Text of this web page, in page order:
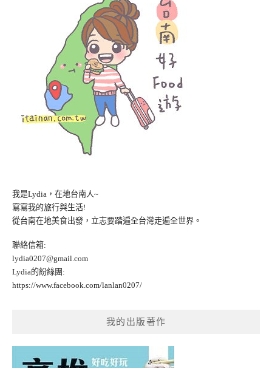
我是Lydia，在地台南人~
寫寫我的旅行與生活!
從台南在地美食出發，立志要踏遍全台灣走遍全世界。
聯絡信箱:
lydia0207@gmail.com
Lydia的紛絲團:
https://www.facebook.com/lanlan0207/
我的出版著作